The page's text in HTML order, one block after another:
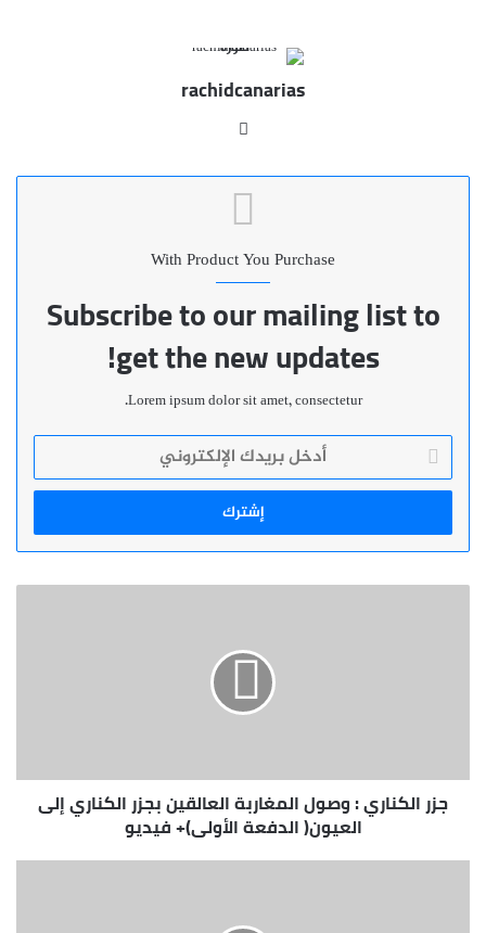
rachidcanarias
With Product You Purchase
Subscribe to our mailing list to
get the new updates!
Lorem ipsum dolor sit amet, consectetur.
أدخل
بريدك
الإلكتروني
جزر
إلى
العيون(
الدفعة
فيديو
جزر الكناري : وصول المغاربة العالقين بجزر الكناري إلى
العيون( الدفعة الأولى)+ فيديو